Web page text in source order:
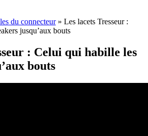
du connecteur» Les lacets Tresseur :
jusqu’aux bouts
: Celui qui habille les
bouts